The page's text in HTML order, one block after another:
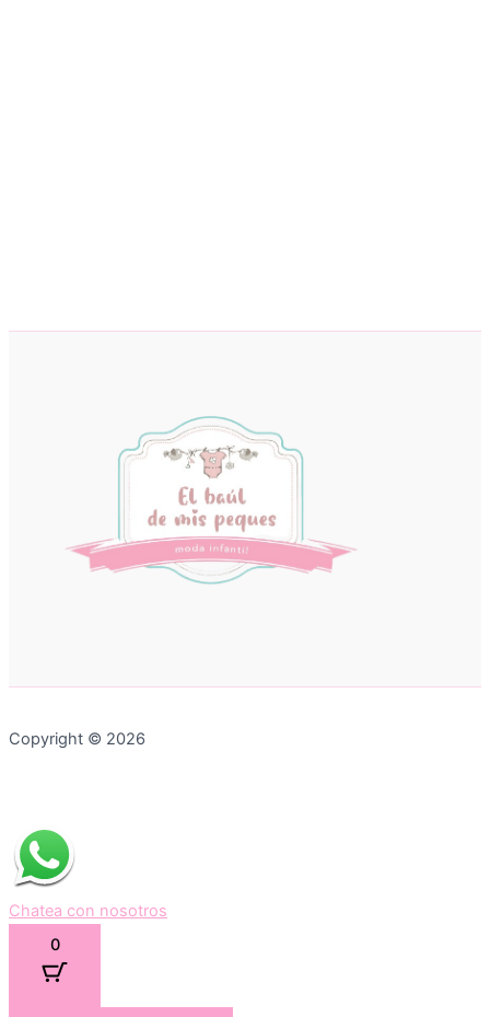
Copyright © 2026
Chatea con nosotros
0